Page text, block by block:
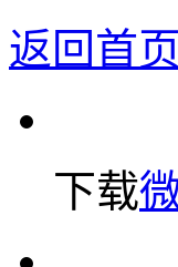
返回首页
下载